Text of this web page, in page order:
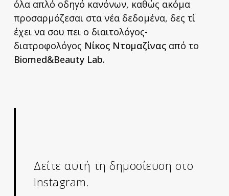
όλα απλό οδηγό κανόνων, καθώς ακόμα
προσαρμόζεσαι στα νέα δεδομένα, δες τί
έχει να σου πει ο διαιτολόγος-
διατροφολόγος Νίκος Ντομαζίναςαπό το
Biomed&Beauty Lab.
Δείτε αυτή τη δημοσίευση στο
Instagram.